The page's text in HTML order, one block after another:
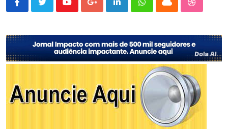
YoutubeGoogle+LinkedInWhatsappCloud